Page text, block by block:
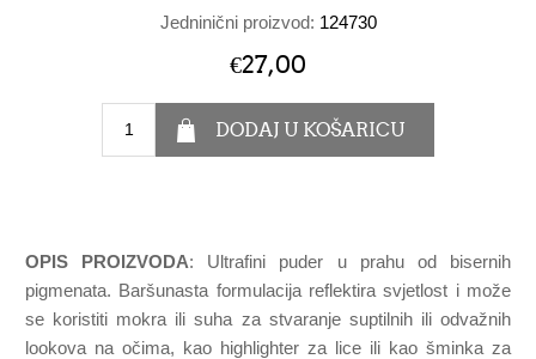
Jedninični proizvod: 124730
€27,00
OPIS PROIZVODA: Ultrafini puder u prahu od bisernih
pigmenata. Baršunasta formulacija reflektira svjetlost i može
se koristiti mokra ili suha za stvaranje suptilnih ili odvažnih
lookova na očima, kao highlighter za lice ili kao šminka za